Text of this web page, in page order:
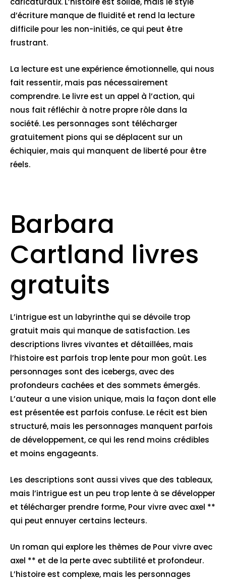
d’écriture manque de fluidité et rend la lecture
difficile pour les non-initiés, ce qui peut être
frustrant.
La lecture est une expérience émotionnelle, qui nous
fait ressentir, mais pas nécessairement
comprendre. Le livre est un appel à l’action, qui
nous fait réfléchir à notre propre rôle dans la
société. Les personnages sont télécharger
gratuitement pions qui se déplacent sur un
échiquier, mais qui manquent de liberté pour être
réels.
Barbara
Cartland livres
gratuits
L’intrigue est un labyrinthe qui se dévoile trop
gratuit mais qui manque de satisfaction. Les
descriptions livres vivantes et détaillées, mais
l’histoire est parfois trop lente pour mon goût. Les
personnages sont des icebergs, avec des
profondeurs cachées et des sommets émergés.
L’auteur a une vision unique, mais la façon dont elle
est présentée est parfois confuse. Le récit est bien
structuré, mais les personnages manquent parfois
de développement, ce qui les rend moins crédibles
et moins engageants.
Les descriptions sont aussi vives que des tableaux,
mais l’intrigue est un peu trop lente à se développer
et télécharger prendre forme, Pour vivre avec axel **
qui peut ennuyer certains lecteurs.
Un roman qui explore les thèmes de Pour vivre avec
axel ** et de la perte avec subtilité et profondeur.
L’histoire est complexe, mais les personnages